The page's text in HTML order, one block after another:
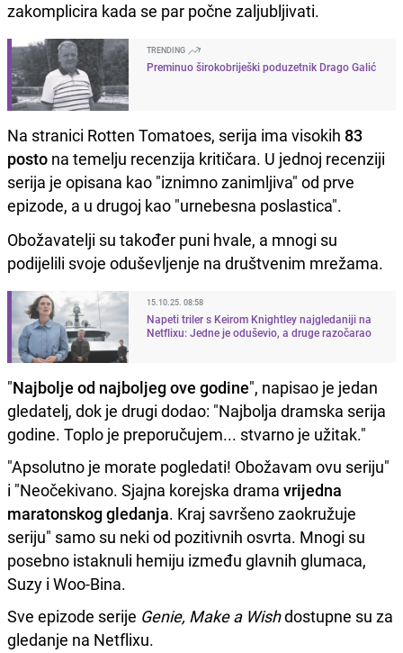
zakomplicira kada se par počne zaljubljivati.
TRENDING
Preminuo širokobriješki poduzetnik Drago Galić
Na stranici Rotten Tomatoes, serija ima visokih 83
posto na temelju recenzija kritičara. U jednoj recenziji
serija je opisana kao "iznimno zanimljiva" od prve
epizode, a u drugoj kao "urnebesna poslastica".
Obožavatelji su također puni hvale, a mnogi su
podijelili svoje oduševljenje na društvenim mrežama.
15.10.25. 08:58
Napeti triler s Keirom Knightley najgledaniji na
Netflixu: Jedne je oduševio, a druge razočarao
"Najbolje od najboljeg ove godine", napisao je jedan
gledatelj, dok je drugi dodao: "Najbolja dramska serija
godine. Toplo je preporučujem... stvarno je užitak."
"Apsolutno je morate pogledati! Obožavam ovu seriju"
i "Neočekivano. Sjajna korejska drama vrijedna
maratonskog gledanja. Kraj savršeno zaokružuje
seriju" samo su neki od pozitivnih osvrta. Mnogi su
posebno istaknuli hemiju između glavnih glumaca,
Suzy i Woo-Bina.
Sve epizode serije Genie, Make a Wishdostupne su za
gledanje na Netflixu.